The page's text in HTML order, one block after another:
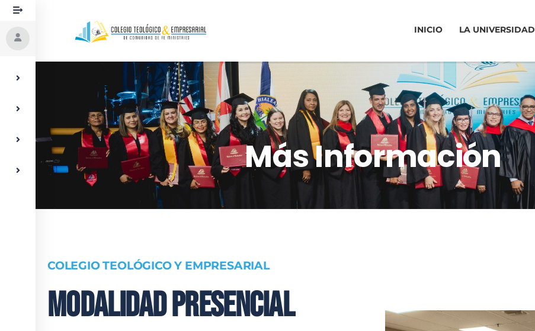
INICIO LA UNIVERSIDAD
Más Información
COLEGIO TEOLÓGICO Y EMPRESARIAL
Modalidad Presencial